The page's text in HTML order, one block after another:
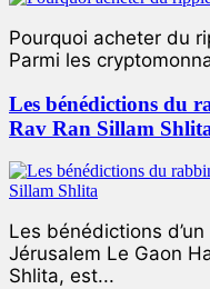
Pourquoi acheter du
Parmi les
Les bénédictions du
Rav Ran Sillam
Les bénédictions
Jérusalem Le Gaon
Shlita, est...